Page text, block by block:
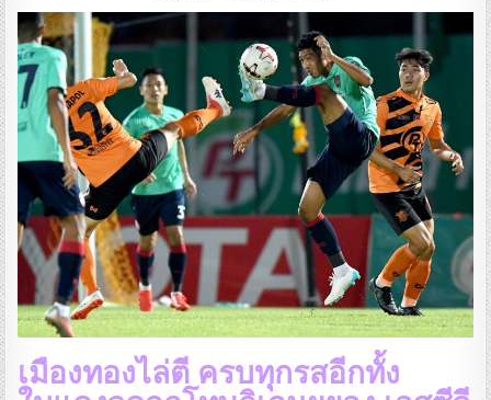
เมืองทองไล่ตี ครบทุกรสอีกทั้ง